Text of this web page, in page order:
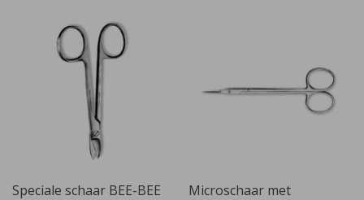
Speciale schaar BEE-BEE
Microschaar met